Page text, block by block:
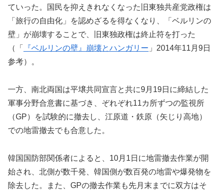
ていった。国民を抑えきれなくなった旧東独共産党政権は
「旅行の自由化」を認めざるを得なくなり、「ベルリンの
壁」が崩壊することで、旧東独政権は終止符を打った
（「
『ベルリンの壁』崩壊とハンガリー 」2014年11月9日
参考）。
一方、南北両国は平壌共同宣言と共に9月19日に締結した
軍事分野合意書に基づき、ぞれぞれ11カ所ずつの監視所
（GP）を試験的に撤去し、江原道・鉄原（矢じり高地）
での地雷撤去でも合意した。
韓国国防部関係者によると、10月1日に地雷撤去作業が開
始され、北側が数千発、韓国側が数百発の地雷や爆発物を
除去した。また、GPの撤去作業も先月末までに双方はそ